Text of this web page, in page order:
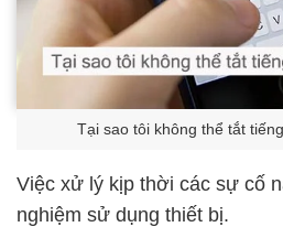
Tại sao tôi không thể tắt
Việc xử lý kịp thời các sự cố
nghiệm sử dụng thiết bị.